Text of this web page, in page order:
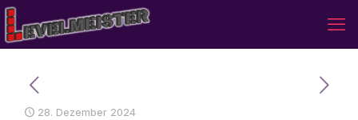
28. Dezember 2024